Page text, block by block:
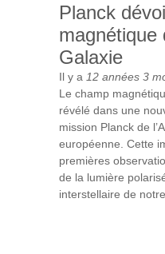
Planck
magnétique
Galaxie
Il y a 12 années 3
Le champ
révélé dans une
mission Planck de
européenne. Cette
premières
de la lumière
interstellaire de